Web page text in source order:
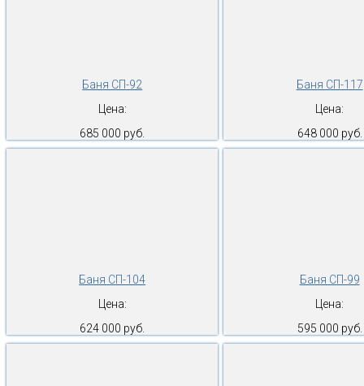
Баня СП-92
Цена:
685 000 руб.
Баня СП-117
Цена:
648 000 руб.
Баня СП-104
Цена:
624 000 руб.
Баня СП-99
Цена:
595 000 руб.